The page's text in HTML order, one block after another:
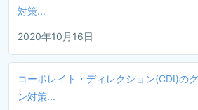
対策...
2020年10月16日
コーポレイト・ディレクション(CDI)の
ン対策...